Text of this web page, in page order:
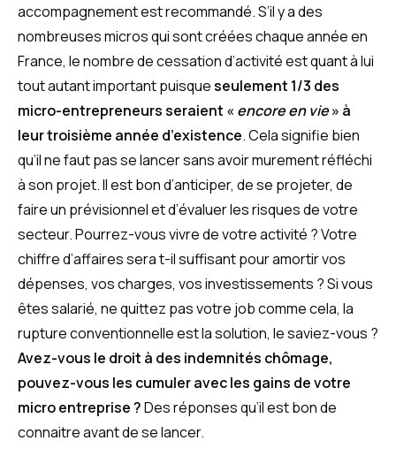
accompagnement est recommandé. S’il y a des
nombreuses micros qui sont créées chaque année en
France, le nombre de cessation d’activité est quant à lui
tout autant important puisqueseulement 1/3 des
micro-entrepreneurs seraient « encore en vie» à
leur troisième année d’existence. Cela signifie bien
qu’il ne faut pas se lancer sans avoir murement réfléchi
à son projet. Il est bon d’anticiper, de se projeter, de
faire un prévisionnel et d’évaluer les risques de votre
secteur. Pourrez-vous vivre de votre activité ? Votre
chiffre d’affaires sera t-il suffisant pour amortir vos
dépenses, vos charges, vos investissements ? Si vous
êtes salarié, ne quittez pas votre job comme cela, la
rupture conventionnelle est la solution, le saviez-vous ?
Avez-vous le droit à des indemnités chômage,
pouvez-vous les cumuler avec les gains de votre
micro entreprise ?Des réponses qu’il est bon de
connaitre avant de se lancer.